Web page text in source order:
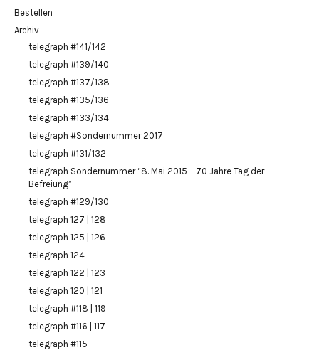
Bestellen
Archiv
telegraph #141/142
telegraph #139/140
telegraph #137/138
telegraph #135/136
telegraph #133/134
telegraph #Sondernummer 2017
telegraph #131/132
telegraph Sondernummer “8. Mai 2015 – 70 Jahre Tag der
Befreiung”
telegraph #129/130
telegraph 127 | 128
telegraph 125 | 126
telegraph 124
telegraph 122 | 123
telegraph 120 | 121
telegraph #118 | 119
telegraph #116 | 117
telegraph #115